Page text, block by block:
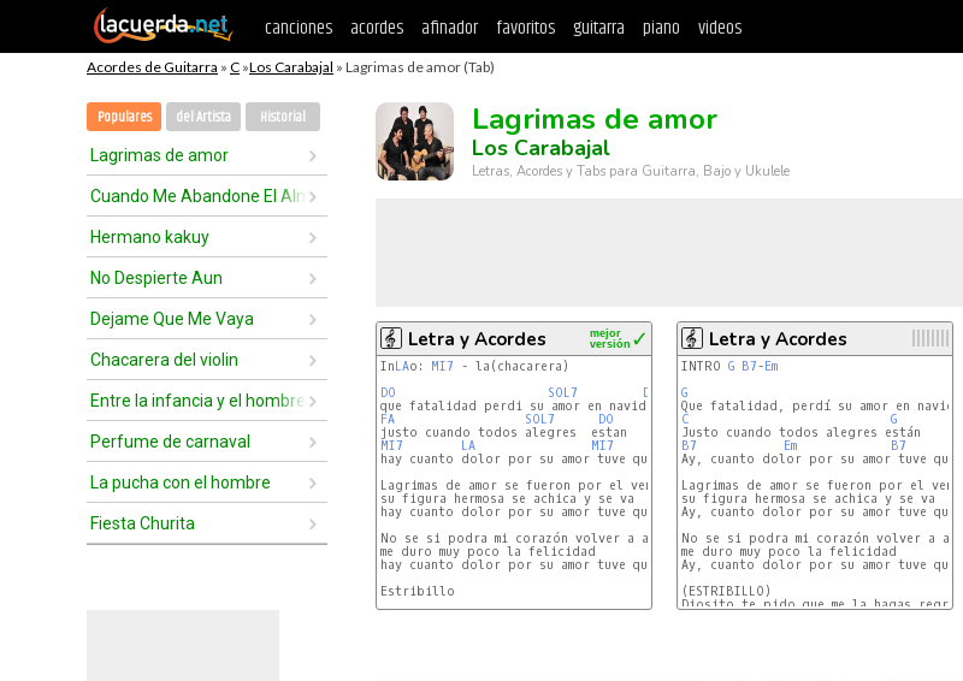
canciones acordes afinador favoritos guitarra piano videos
Acordes de Guitarra » C »Los Carabajal » Lagrimas de amor (Tab)
Populares del Artista Historial
Lagrimas de amor
Cuando Me Abandone El Alma
Hermano kakuy
No Despierte Aun
Dejame Que Me Vaya
Chacarera del violin
Entre la infancia y el hombre
Perfume de carnaval
La pucha con el hombre
Fiesta Churita
Lagrimas de amor
Los Carabajal
Letras, Acordes y Tabs para Guitarra, Bajo y Ukulele
Letra y Acordes ✓
mejor
versión
InLAo: MI7 - la(chacarera)
DO
SOL7 DO
DO7
FA
SOL7
DO
MI7
LA MI7
hay cuanto dolor por su amor tuve que llorar
Lagrimas de amor se fueron por el ventanal
su figura hermosa se achica y se va
hay cuanto dolor por su amor tuve que llorar
No se si podra mi corazón volver a amar
me duro muy poco la felicidad
hay cuanto dolor por su amor tuve que llorar
Estribillo
Letra y Acordes
INTRO G B7-Em
G
C
G
B7
Em B7
Ay, cuanto dolor por su amor tuve que
Lagrimas de amor se fueron por el
su figura hermosa se achica y se va
Ay, cuanto dolor por su amor tuve
No se si podra mi corazón volver a amar
me duro muy poco la felicidad
Ay, cuanto dolor por su amor tuve que
(ESTRIBILLO)
Diosito te pido que me la hagas